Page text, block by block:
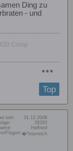
Ding zu
- und
Comp
Top
seit:
31.12.2008
26320
Helfried
Flugort:�?sterreich